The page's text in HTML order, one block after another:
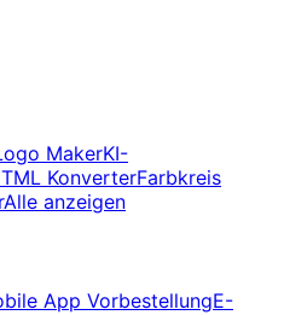
MakerKI-
KonverterFarbkreis
Alle anzeigen
App VorbestellungE-